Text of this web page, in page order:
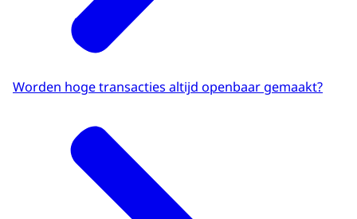
Worden hoge transacties altijd openbaar gemaakt?